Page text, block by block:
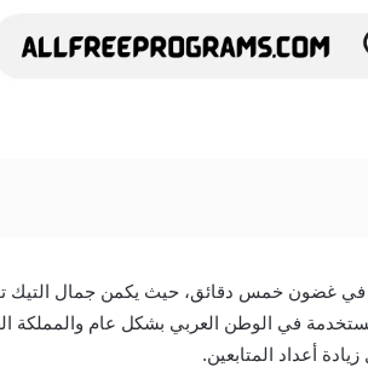
في غضون خمس دقائق، حيث يكمن جمال التيك
في الوطن العربي بشكل عام والمملكة
أعداد المتابعين.